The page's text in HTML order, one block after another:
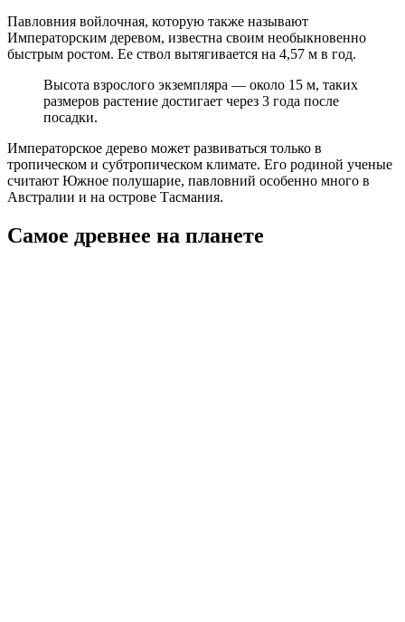
Павловния войлочная, которую также называют
Императорским деревом, известна своим необыкновенно
быстрым ростом. Ее ствол вытягивается на 4,57 м в год.
Высота взрослого экземпляра ― около 15 м, таких
размеров растение достигает через 3 года после
посадки.
Императорское дерево может развиваться только в
тропическом и субтропическом климате. Его родиной ученые
считают Южное полушарие, павловний особенно много в
Австралии и на острове Тасмания.
Самое древнее на планете